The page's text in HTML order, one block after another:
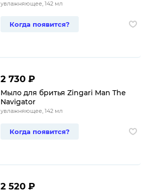
увлажняющее, 142 мл
Когда появится?
2 730 ₽
Мыло для бритья Zingari Man The
Navigator
увлажняющее, 142 мл
Когда появится?
2 520 ₽